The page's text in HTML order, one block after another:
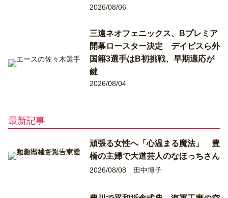
2026/08/06
三遠ネオフェニックス、Bプレミア
開幕ロースター決定 デイビスら外
国籍3選手はB初挑戦、早期適応が
鍵
2026/08/04
最新記事
頑張る女性へ「心温まる魔法」 豊
橋の主婦で大道芸人のなほっちさん
2026/08/08 田中博子